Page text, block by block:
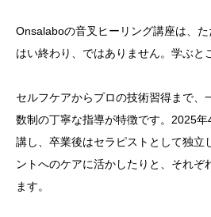
Onsalaboの音叉ヒーリング講座は、た
はい終わり、ではありません。学ぶと
セルフケアからプロの技術習得まで、
数制の丁寧な指導が特徴です。2025
講し、卒業後はセラピストとして独立
ントへのケアに活かしたりと、それぞ
ます。